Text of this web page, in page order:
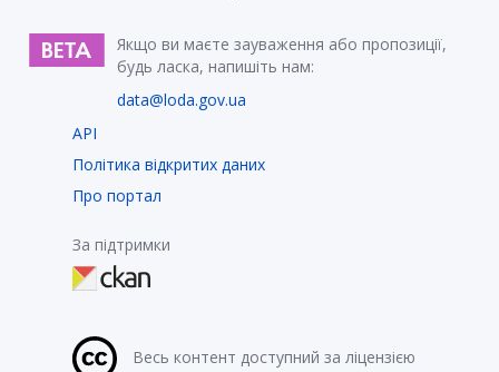
Якщо ви маєте зауваження або пропозиції,
будь ласка, напишіть нам:
data@loda.gov.ua
API
Політика відкритих даних
Про портал
За підтримки
Весь контент доступний за ліцензією